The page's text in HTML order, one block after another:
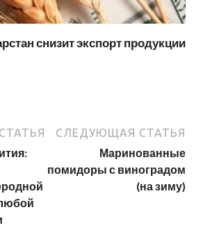
снизит экспорт продукции
СЛЕДУЮЩАЯ СТАТЬЯ
Маринованные
помидоры с виноградом
(на зиму)